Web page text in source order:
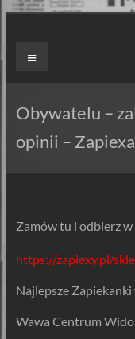
Skip
ZAPIEXY
–
SMAK
PRL`U
ORYGINALNE!
Zapiekanki
są
Zapiexy.
Menu
Obywatelu –
opinii –
Zamów tu i odbierz
https://zapiexy.pl/
Najlepsze Zapiekanki
Wawa Centrum